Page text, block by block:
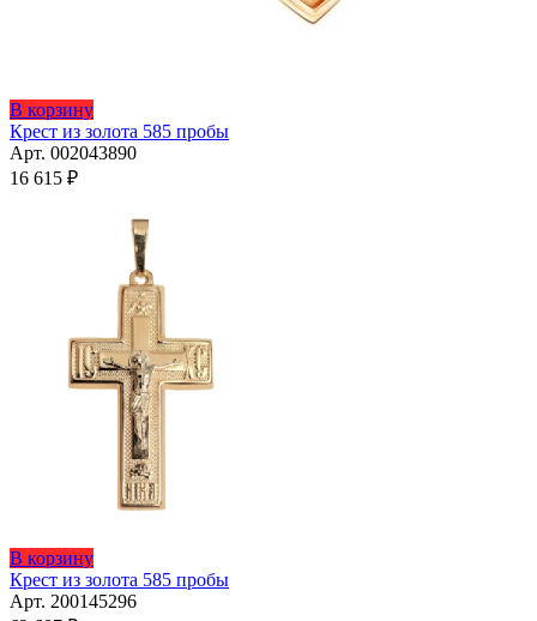
В корзину
Крест из золота 585 пробы
Арт. 002043890
16 615 ₽
В корзину
Крест из золота 585 пробы
Арт. 200145296